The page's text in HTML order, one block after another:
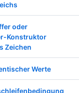
oder
Konstruktor
Zeichen
Werte